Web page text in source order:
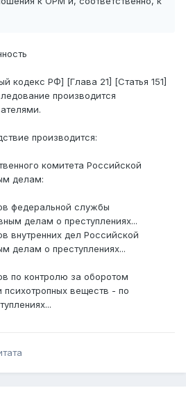
кодекс РФ] [Глава 21] [Статья 151]
производится
производится:
комитета Российской
делам:
федеральной службы
делам о преступлениях...
внутренних дел Российской
делам о преступлениях...
по контролю за оборотом
психотропных веществ - по